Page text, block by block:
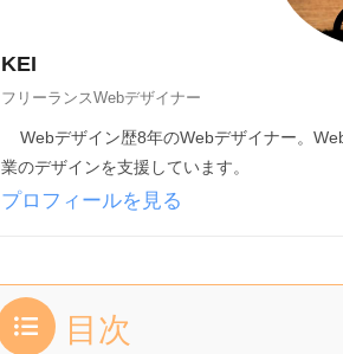
KEI
フリーランスWebデザイナー
Webデザイン歴8年のWebデザイナー。
業のデザインを支援しています。
プロフィールを見る
目次